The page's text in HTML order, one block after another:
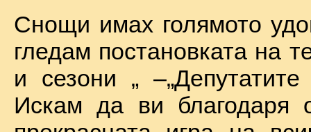
Снощи имах голямото
гледам постановката на
и сезони „
Искам да ви благодаря